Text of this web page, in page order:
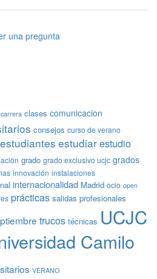
una pregunta
carrera clases comunicacion
consejos curso de verano
estudiantes estudiarestudio
grado grado exclusivo ucjc grados
innovación instalaciones
internacionalidad Madrid ocio open
prácticas salidas profesionales
trucos técnicas UCJC
Camilo
VERANO